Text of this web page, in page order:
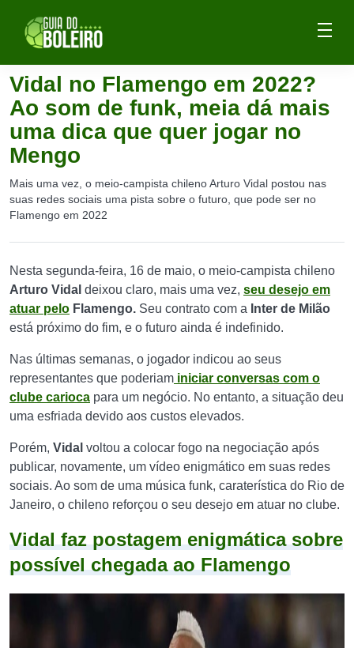
Vidal no Flamengo em 2022?
Ao som de funk, meia dá mais
uma dica que quer jogar no
Mengo
Mais uma vez, o meio-campista chileno Arturo Vidal postou nas
suas redes sociais uma pista sobre o futuro, que pode ser no
Flamengo em 2022
Nesta segunda-feira, 16 de maio, o meio-campista chileno
Arturo Vidal deixou claro, mais uma vez, seu desejo em
atuar pelo Flamengo. Seu contrato com a Inter de Milão
está próximo do fim, e o futuro ainda é indefinido.
Nas últimas semanas, o jogador indicou ao seus
representantes que poderiam iniciar conversas com o
clube carioca para um negócio. No entanto, a situação deu
uma esfriada devido aos custos elevados.
Porém, Vidal voltou a colocar fogo na negociação após
publicar, novamente, um vídeo enigmático em suas redes
sociais. Ao som de uma música funk, caraterística do Rio de
Janeiro, o chileno reforçou o seu desejo em atuar no clube.
Vidal faz postagem enigmática sobre
possível chegada ao Flamengo